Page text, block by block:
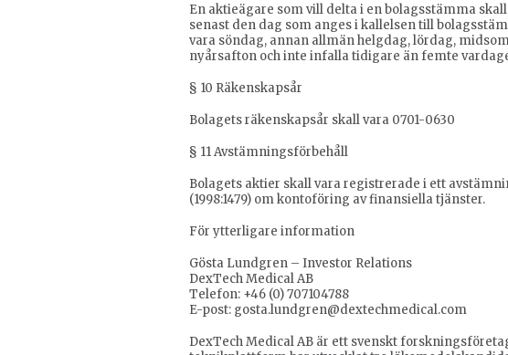
En aktieägare som vill delta i en bolagsstämma
senast den dag som anges i kallelsen till
vara söndag, annan allmän helgdag, lördag,
nyårsafton och inte infalla tidigare än femte
§ 10 Räkenskapsår
Bolagets räkenskapsår skall vara 0701-0630
§ 11 Avstämningsförbehåll
Bolagets aktier skall vara registrerade i ett
(1998:1479) om kontoföring av finansiella tjänster.
För ytterligare information
Gösta Lundgren – Investor Relations
DexTech Medical AB
Telefon: +46 (0) 707104788
E-post: gosta.lundgren@dextechmedical.com
DexTech Medical AB är ett svenskt